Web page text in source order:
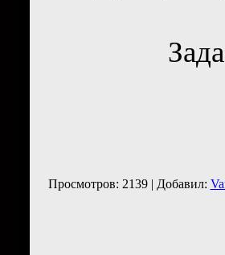
Просмотров: 2139 | Добавил: